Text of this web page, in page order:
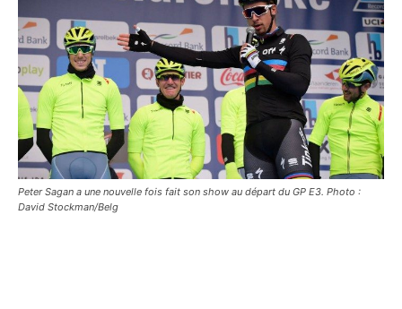
Peter Sagan a une nouvelle fois fait son show au départ du GP E3. Photo :
David Stockman/Belg